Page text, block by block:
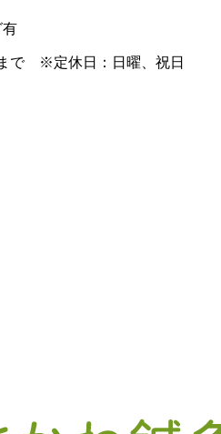
有
で ※定休日：日曜、祝日